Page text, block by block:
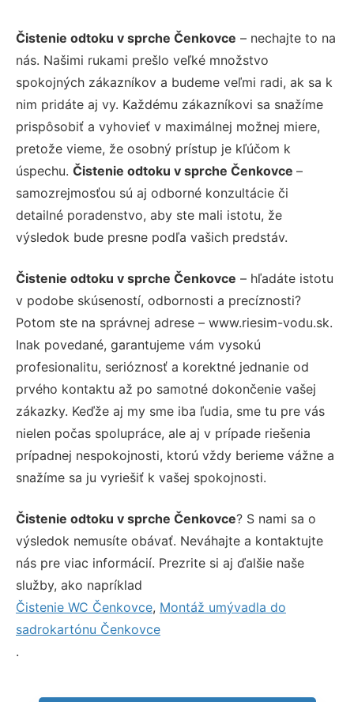
Čistenie odtoku v sprche Čenkovce – nechajte to na
nás. Našimi rukami prešlo veľké množstvo
spokojných zákazníkov a budeme veľmi radi, ak sa k
nim pridáte aj vy. Každému zákazníkovi sa snažíme
prispôsobiť a vyhovieť v maximálnej možnej miere,
pretože vieme, že osobný prístup je kľúčom k
úspechu. Čistenie odtoku v sprche Čenkovce –
samozrejmosťou sú aj odborné konzultácie či
detailné poradenstvo, aby ste mali istotu, že
výsledok bude presne podľa vašich predstáv.
Čistenie odtoku v sprche Čenkovce – hľadáte istotu
v podobe skúseností, odbornosti a precíznosti?
Potom ste na správnej adrese – www.riesim-vodu.sk.
Inak povedané, garantujeme vám vysokú
profesionalitu, serióznosť a korektné jednanie od
prvého kontaktu až po samotné dokončenie vašej
zákazky. Keďže aj my sme iba ľudia, sme tu pre vás
nielen počas spolupráce, ale aj v prípade riešenia
prípadnej nespokojnosti, ktorú vždy berieme vážne a
snažíme sa ju vyriešiť k vašej spokojnosti.
Čistenie odtoku v sprche Čenkovce? S nami sa o
výsledok nemusíte obávať. Neváhajte a kontaktujte
nás pre viac informácií. Prezrite si aj ďalšie naše
služby, ako napríklad
Čistenie WC Čenkovce, Montáž umývadla do
sadrokartónu Čenkovce
.